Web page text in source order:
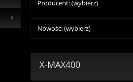
Producent: (wybierz)
Nowość: (wybierz)
X-MAX400